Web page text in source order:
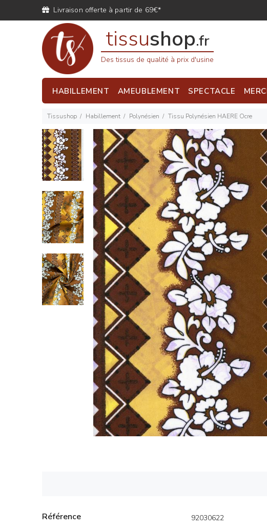
Livraison offerte à partir de 69€*
tissushop.fr
Des tissus de qualité à prix d'usine
HABILLEMENT AMEUBLEMENT SPECTACLE
Tissushop Habillement Polynésien Tissu Polynésien HAERE Ocre
Référence 92030622